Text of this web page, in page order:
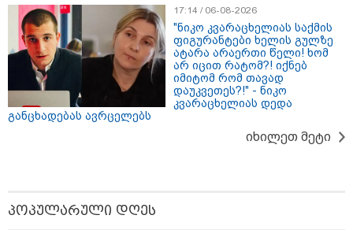
"ჩემი აზრით, ენამ გაუსწრო
აზრს და არ არის ეს კარგი,
თუმცა თუ რაიმეში არ მეპარება
ეჭვი, გიორგი ბარამიძის
პატრიოტიზმია" - ნიკა გვარამია
13:42 / 07-08-2026
სტუმართმოყვარე ხალხი ვართ
17:14 / 06-08-2026
"ნიკო კვარაცხელიას საქმის
ფიგურანტები ხელის გულზე
ატარა არაერთი წელი! ხომ
არ იცით რატომ?! იქნებ
იმიტომ რომ თავად
დაუკვეთეს?!" - ნიკო
კვარაცხელიას დედა
განცხადებას ავრცელებს
იხილეთ მეტი
პოპულარული დღეს